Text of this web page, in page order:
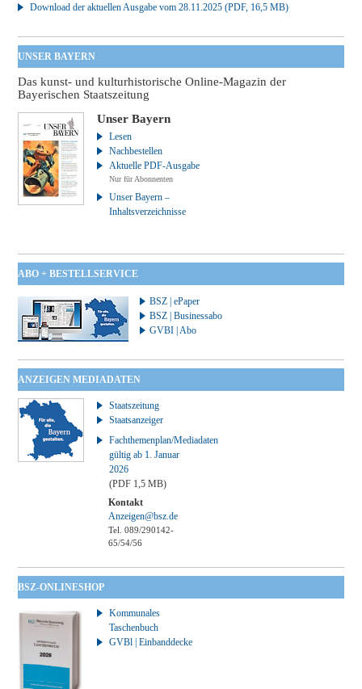
Download der aktuellen Ausgabe vom 28.11.2025 (PDF, 16,5 MB)
UNSER BAYERN
Das kunst- und kulturhistorische Online-Magazin der
Bayerischen Staatszeitung
Unser Bayern
Lesen
Nachbestellen
Aktuelle PDF-Ausgabe
Nur für Abonnenten
Unser Bayern –
Inhaltsverzeichnisse
ABO + BESTELLSERVICE
BSZ | ePaper
BSZ | Businessabo
GVBI | Abo
ANZEIGEN MEDIADATEN
Staatszeitung
Staatsanzeiger
Fachthemenplan/Mediadaten
gültig ab 1. Januar
2026
(PDF 1,5 MB)
Kontakt
Anzeigen@bsz.de
Tel. 089/290142-
65/54/56
BSZ-ONLINESHOP
Kommunales
Taschenbuch
GVBl | Einbanddecke